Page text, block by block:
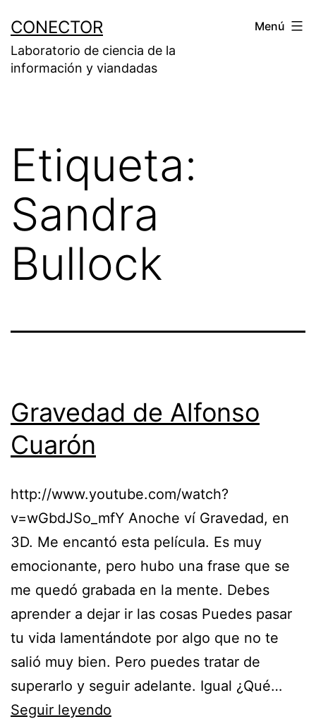
contenido
CONECTOR
Laboratorio de ciencia de la
información y viandadas
Menú
Etiqueta:
Sandra
Bullock
Gravedad de Alfonso
Cuarón
http://www.youtube.com/watch?
v=wGbdJSo_mfY Anoche ví Gravedad, en
3D. Me encantó esta película. Es muy
emocionante, pero hubo una frase que se
me quedó grabada en la mente. Debes
aprender a dejar ir las cosas Puedes pasar
tu vida lamentándote por algo que no te
salió muy bien. Pero puedes tratar de
superarlo y seguir adelante. Igual ¿Qué…
Seguir leyendo